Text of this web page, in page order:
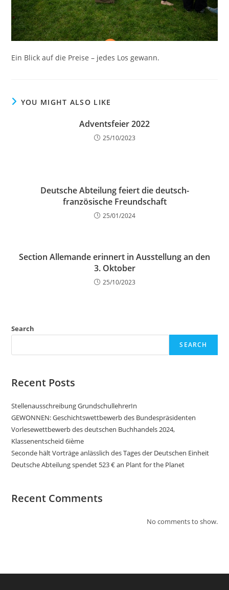
Ein Blick auf die Preise – jedes Los gewann.
YOU MIGHT ALSO LIKE
Adventsfeier 2022
25/10/2023
Deutsche Abteilung feiert die deutsch-
französische Freundschaft
25/01/2024
Section Allemande erinnert in Ausstellung an den
3. Oktober
25/10/2023
Search
SEARCH
Recent Posts
Stellenausschreibung GrundschullehrerIn
GEWONNEN: Geschichtswettbewerb des Bundespräsidenten
Vorlesewettbewerb des deutschen Buchhandels 2024,
Klassenentscheid 6ième
Seconde hält Vorträge anlässlich des Tages der Deutschen Einheit
Deutsche Abteilung spendet 523 € an Plant for the Planet
Recent Comments
No comments to show.